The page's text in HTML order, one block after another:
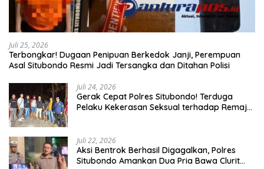
Juli 25, 2026
Terbongkar! Dugaan Penipuan Berkedok Janji, Perempuan
Asal Situbondo Resmi Jadi Tersangka dan Ditahan Polisi
Juli 24, 2026
Gerak Cepat Polres Situbondo! Terduga
Pelaku Kekerasan Seksual terhadap Remaja
Juli 22, 2026
Aksi Bentrok Berhasil Digagalkan, Polres
Situbondo Amankan Dua Pria Bawa Clurit